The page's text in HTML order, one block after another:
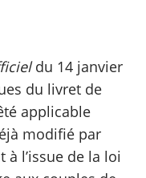
du 14 janvier
du livret de
applicable
modifié par
l’issue de la loi